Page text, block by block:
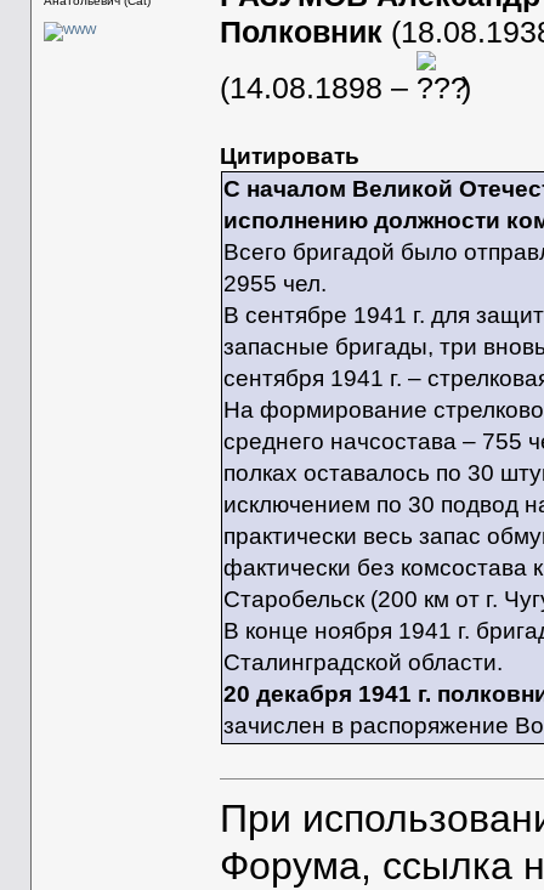
Полковник
(14.08.1898 –
)
Цитировать
С началом Великой
исполнению должности
Всего бригадой было
2955 чел.
В сентябре 1941 г. для
запасные бригады, три
сентября 1941 г. –
На формирование
среднего начсостава – 755
полках оставалось по 30
исключением по 30 подвод
практически весь запас
фактически без комсостава
Старобельск (200 км от г.
В конце ноября 1941 г.
Сталинградской области.
20 декабря 1941 г.
зачислен в распоряжение
При
Форума, ссылка